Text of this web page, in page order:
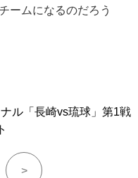
ームになるのだろう
ル「長崎vs琉球」第1戦
>